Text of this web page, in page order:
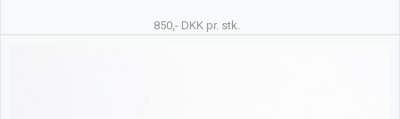
850,- DKK pr. stk.